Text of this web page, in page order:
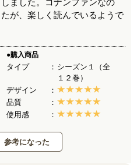
ました。コナンファンなの
が、楽しく読んでいるようで
●購入商品
タイプ
シーズン１（全
１２巻）
デザイン
品質
使用感
参考になった